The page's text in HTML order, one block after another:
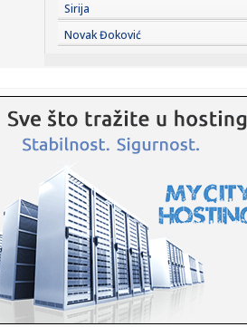
23:38:Partizan demolirao Tobol, Ilić
momente j...
23:35: Otkriveni detalji pucnjave na
stoji...
23:34:
Benfika si...
23:33:Težak udes žene iz BiH: Bmw-
nju ...
23:33:Kratak predah od vrućina:
osvj...
23:33:Osuđen provalnik iz BiH, branio
Sirija
Novak Đoković